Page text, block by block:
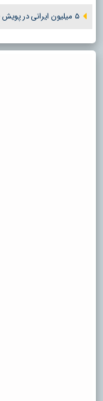
۵ میلیون ایرانی در پویش «زندگی با آیه‌ها» شرکت کردند